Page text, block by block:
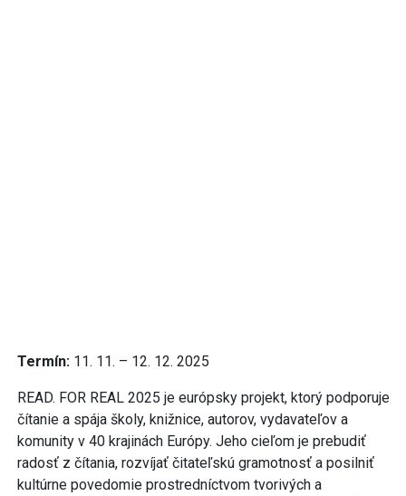
Termín: 11. 11. – 12. 12. 2025
READ. FOR REAL 2025 je európsky projekt, ktorý podporuje
čítanie a spája školy, knižnice, autorov, vydavateľov a
komunity v 40 krajinách Európy. Jeho cieľom je prebudiť
radosť z čítania, rozvíjať čitateľskú gramotnosť a posilniť
kultúrne povedomie prostredníctvom tvorivých a